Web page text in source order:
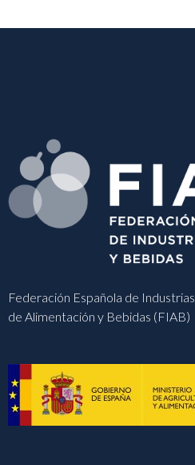
Federación Española de Industrias
de Alimentación y Bebidas (FIAB)